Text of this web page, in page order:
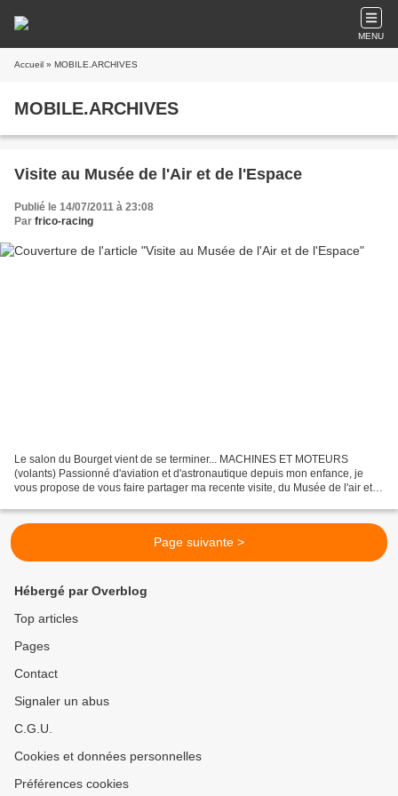
MENU
Accueil » MOBILE.ARCHIVES
MOBILE.ARCHIVES
Visite au Musée de l'Air et de l'Espace
Publié le 14/07/2011 à 23:08
Par frico-racing
Le salon du Bourget vient de se terminer... MACHINES ET MOTEURS
(volants) Passionné d'aviation et d'astronautique depuis mon enfance, je
vous propose de vous faire partager ma recente visite, du Musée de l'air et
Page suivante >
Hébergé par Overblog
Top articles
Pages
Contact
Signaler un abus
C.G.U.
Cookies et données personnelles
Préférences cookies